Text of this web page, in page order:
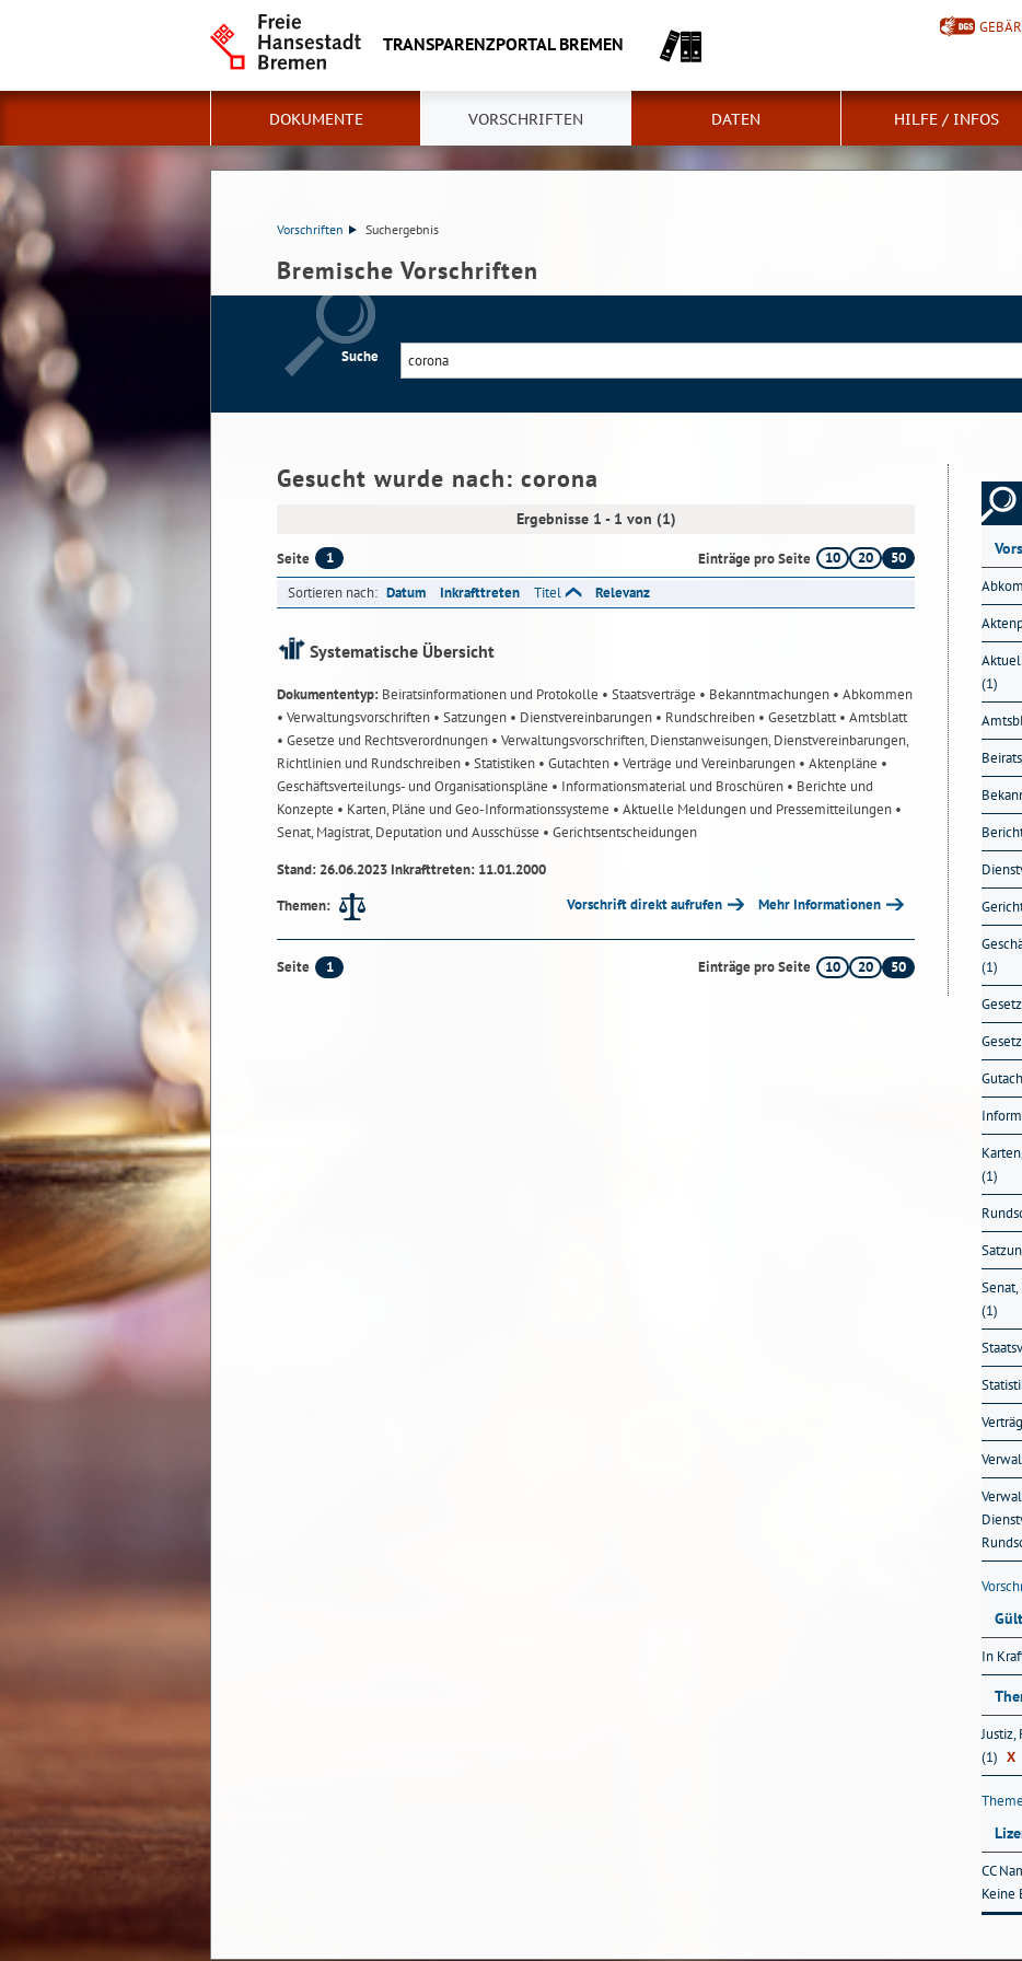
TRANSPARENZPORTAL BREMEN
DOKUMENTE VORSCHRIFTEN DATEN HILFE / INFOS
Vorschriften Suchergebnis
Bremische Vorschriften
Suche
Gesucht wurde nach: corona
Ergebnisse 1 - 1 von (1)
Seite 1 Einträge pro Seite 10 20
50
Sortieren nach: Datum Inkrafttreten Titel Relevanz
Systematische Übersicht
Dokumententyp: Beiratsinformationen und Protokolle • Staatsverträge • Bekanntmachungen • Abkommen
• Verwaltungsvorschriften • Satzungen • Dienstvereinbarungen • Rundschreiben • Gesetzblatt• Amtsblatt
• Gesetze und Rechtsverordnungen • Verwaltungsvorschriften, Dienstanweisungen, Dienstvereinbarungen,
Richtlinien und Rundschreiben • Statistiken • Gutachten • Verträge und Vereinbarungen • Aktenpläne •
Geschäftsverteilungs- und Organisationspläne • Informationsmaterial und Broschüren • Berichte und
Konzepte • Karten, Pläne und Geo-Informationssysteme • Aktuelle Meldungen und Pressemitteilungen •
Senat, Magistrat, Deputation und Ausschüsse • Gerichtsentscheidungen
Stand: 26.06.2023 Inkrafttreten: 11.01.2000
Themen:
Vorschrift direkt aufrufen Mehr Informationen
Seite 1 Einträge pro Seite 10 20 50
(1)
(1)
(1)
(1)
In
(1) X
CC
Keine